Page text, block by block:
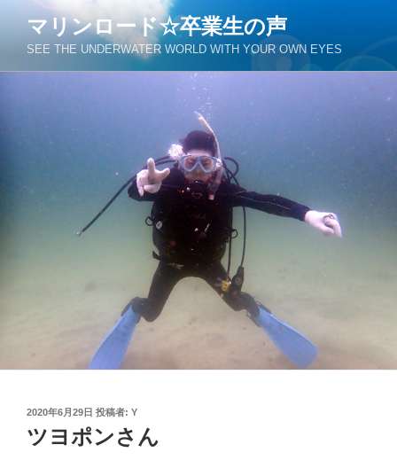
ン
へ
ス
プ
マリンロード☆卒業生の声
SEE THE UNDERWATER WORLD WITH YOUR OWN EYES
投
稿
日:
2020年6月29日 投稿者: Y
ツヨポンさん